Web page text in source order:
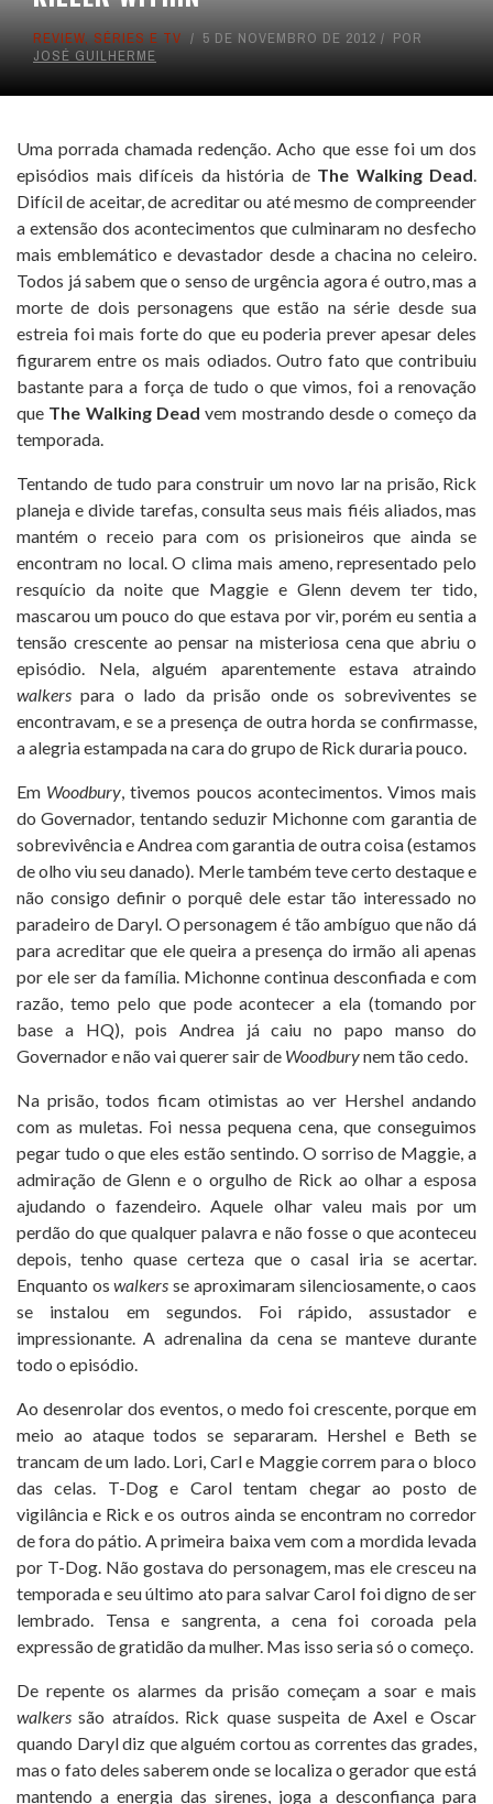
REVIEW, SÉRIES E TV 5 DE NOVEMBRO DE 2012
POR
JOSÉ GUILHERME
Uma porrada chamada redenção. Acho que esse foi um dos
episódios mais difíceis da história de The Walking Dead.
Difícil de aceitar, de acreditar ou até mesmo de compreender
a extensão dos acontecimentos que culminaram no desfecho
mais emblemático e devastador desde a chacina no celeiro.
Todos já sabem que o senso de urgência agora é outro, mas a
morte de dois personagens que estão na série desde sua
estreia foi mais forte do que eu poderia prever apesar deles
figurarem entre os mais odiados. Outro fato que contribuiu
bastante para a força de tudo o que vimos, foi a renovação
que The Walking Deadvem mostrando desde o começo da
temporada.
Tentando de tudo para construir um novo lar na prisão, Rick
planeja e divide tarefas, consulta seus mais fiéis aliados, mas
mantém o receio para com os prisioneiros que ainda se
encontram no local. O clima mais ameno, representado pelo
resquício da noite que Maggie e Glenn devem ter tido,
mascarou um pouco do que estava por vir, porém eu sentia a
tensão crescente ao pensar na misteriosa cena que abriu o
episódio. Nela, alguém aparentemente estava atraindo
walkers para o lado da prisão onde os sobreviventes se
encontravam, e se a presença de outra horda se confirmasse,
a alegria estampada na cara do grupo de Rick duraria pouco.
Em Woodbury, tivemos poucos acontecimentos. Vimos mais
do Governador, tentando seduzir Michonne com garantia de
sobrevivência e Andrea com garantia de outra coisa (estamos
de olho viu seu danado). Merle também teve certo destaque e
não consigo definir o porquê dele estar tão interessado no
paradeiro de Daryl. O personagem é tão ambíguo que não dá
para acreditar que ele queira a presença do irmão ali apenas
por ele ser da família. Michonne continua desconfiada e com
razão, temo pelo que pode acontecer a ela (tomando por
base a HQ), pois Andrea já caiu no papo manso do
Governador e não vai querer sair de Woodburynem tão cedo.
Na prisão, todos ficam otimistas ao ver Hershel andando
com as muletas. Foi nessa pequena cena, que conseguimos
pegar tudo o que eles estão sentindo. O sorriso de Maggie, a
admiração de Glenn e o orgulho de Rick ao olhar a esposa
ajudando o fazendeiro. Aquele olhar valeu mais por um
perdão do que qualquer palavra e não fosse o que aconteceu
depois, tenho quase certeza que o casal iria se acertar.
Enquanto oswalkers se aproximaram silenciosamente, o caos
se instalou em segundos. Foi rápido, assustador e
impressionante. A adrenalina da cena se manteve durante
todo o episódio.
Ao desenrolar dos eventos, o medo foi crescente, porque em
meio ao ataque todos se separaram. Hershel e Beth se
trancam de um lado. Lori, Carl e Maggie correm para o bloco
das celas. T-Dog e Carol tentam chegar ao posto de
vigilância e Rick e os outros ainda se encontram no corredor
de fora do pátio. A primeira baixa vem com a mordida levada
por T-Dog. Não gostava do personagem, mas ele cresceu na
temporada e seu último ato para salvar Carol foi digno de ser
lembrado. Tensa e sangrenta, a cena foi coroada pela
expressão de gratidão da mulher. Mas isso seria só o começo.
De repente os alarmes da prisão começam a soar e mais
walkers são atraídos. Rick quase suspeita de Axel e Oscar
quando Daryl diz que alguém cortou as correntes das grades,
mas o fato deles saberem onde se localiza o gerador que está
mantendo a energia das sirenes, joga a desconfiança para